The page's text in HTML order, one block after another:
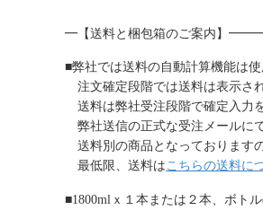
━【送料と梱包箱のご案
■弊社では送料の自動計算機能は
注文確定段階では送料は表示さ
送料は弊社受注段階で確定入力
弊社送信の正式な受注メールに
送料別の商品となっております
最低限、送料はこちらの送料に
■1800mlｘ１本または２本、ボト